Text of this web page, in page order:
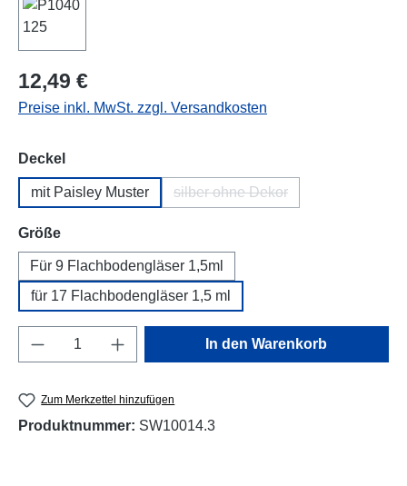
Regulärer Preis:
12,49 €
Preise inkl. MwSt. zzgl. Versandkosten
Deckelauswählen
mit Paisley Muster silber ohne Dekor
Größeauswählen
Für 9 Flachbodengläser 1,5ml
für 17 Flachbodengläser 1,5 ml
Produkt Anzahl: Gib den gewünschten
In den Warenkorb
Zum Merkzettel hinzufügen
Produktnummer: SW10014.3